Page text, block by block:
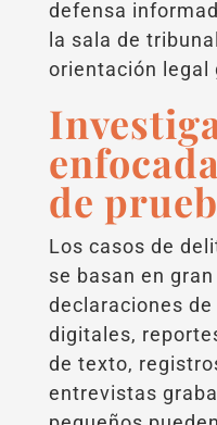
defensa
la sala de
orientación legal
de
Los casos de
se basan en
declaraciones
digitales,
de texto,
entrevistas